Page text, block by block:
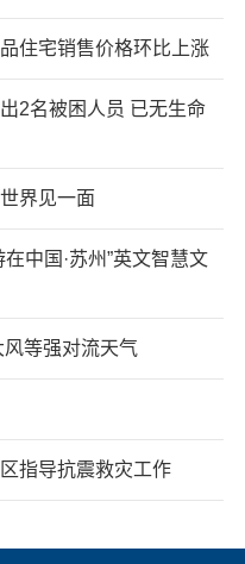
住宅销售价格环比上涨
2名被困人员 已无生命
界见一面
中国·苏州”英文智慧文
等强对流天气
指导抗震救灾工作